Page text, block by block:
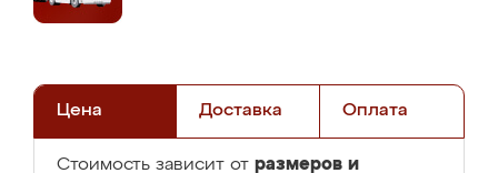
Цена Доставка Оплата
Стоимость зависит от размеров и